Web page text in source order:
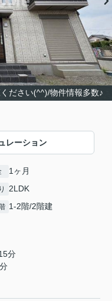
ださい(^^)/物件情報多数♪
レーション
1ヶ月
2LDK
1-2階/2階建
分